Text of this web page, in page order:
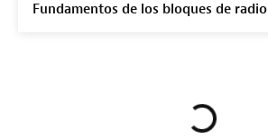
Fundamentos de los bloques de radio